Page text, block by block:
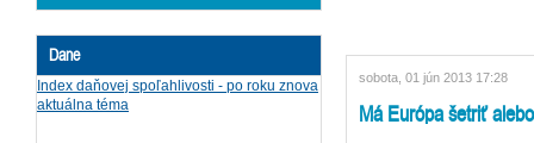
Dane
Index daňovej spoľahlivosti - po roku znova
aktuálna téma
sobota, 01 jún 2013 17:28
Má Európa šetriť